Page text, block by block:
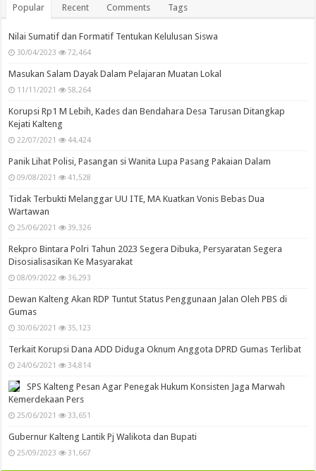
Popular Recent Comments Tags
Nilai Sumatif dan Formatif Tentukan Kelulusan Siswa
30/04/2023 72,464
Masukan Salam Dayak Dalam Pelajaran Muatan Lokal
11/11/2021 58,264
Korupsi Rp1 M Lebih, Kades dan Bendahara Desa Tarusan Ditangkap
Kejati Kalteng
22/07/2021 44,424
Panik Lihat Polisi, Pasangan si Wanita Lupa Pasang Pakaian Dalam
09/08/2021 41,528
Tidak Terbukti Melanggar UU ITE, MA Kuatkan Vonis Bebas Dua
Wartawan
25/06/2021 39,326
Rekpro Bintara Polri Tahun 2023 Segera Dibuka, Persyaratan Segera
Disosialisasikan Ke Masyarakat
08/09/2022 36,293
Dewan Kalteng Akan RDP Tuntut Status Penggunaan Jalan Oleh PBS di
Gumas
30/06/2021 35,123
Terkait Korupsi Dana ADD Diduga Oknum Anggota DPRD Gumas Terlibat
24/06/2021 34,814
SPS Kalteng Pesan Agar Penegak Hukum Konsisten Jaga Marwah
Kemerdekaan Pers
25/06/2021 33,651
Gubernur Kalteng Lantik Pj Walikota dan Bupati
25/09/2023 31,667